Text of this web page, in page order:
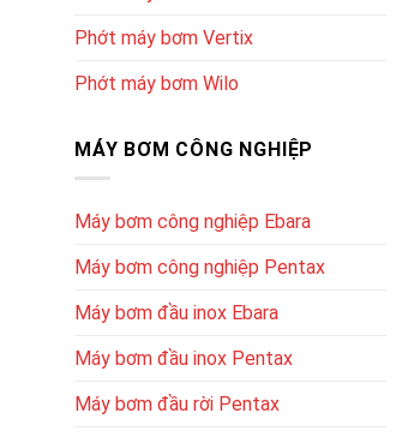
Phớt máy bơm Vertix
Phớt máy bơm Wilo
MÁY BƠM CÔNG NGHIỆP
Máy bơm công nghiệp Ebara
Máy bơm công nghiệp Pentax
Máy bơm đầu inox Ebara
Máy bơm đầu inox Pentax
Máy bơm đầu rời Pentax